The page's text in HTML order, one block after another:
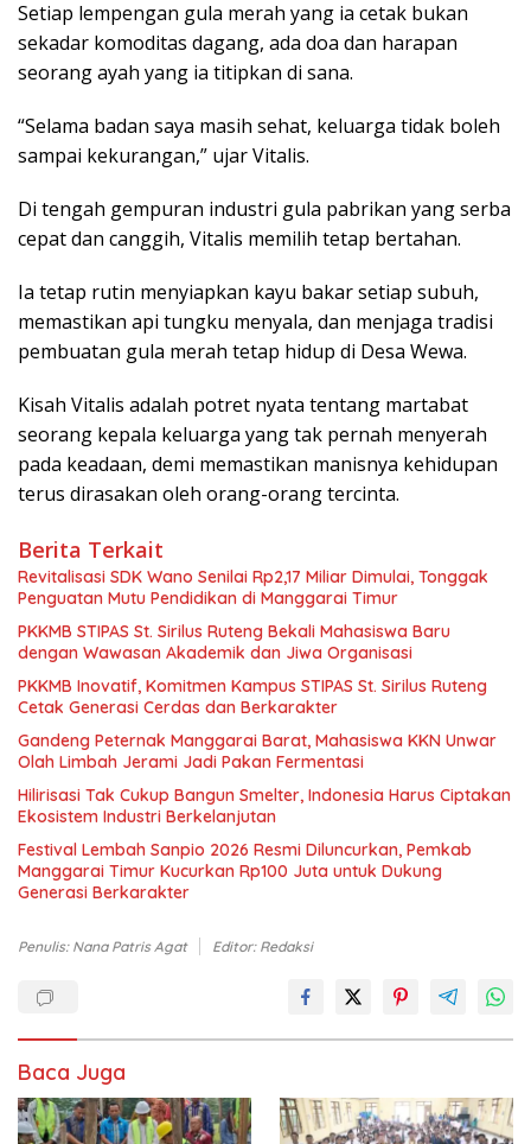
Setiap lempengan gula merah yang ia cetak bukan
sekadar komoditas dagang, ada doa dan harapan
seorang ayah yang ia titipkan di sana.
“Selama badan saya masih sehat, keluarga tidak boleh
sampai kekurangan,” ujar Vitalis.
Di tengah gempuran industri gula pabrikan yang serba
cepat dan canggih, Vitalis memilih tetap bertahan.
Ia tetap rutin menyiapkan kayu bakar setiap subuh,
memastikan api tungku menyala, dan menjaga tradisi
pembuatan gula merah tetap hidup di Desa Wewa.
Kisah Vitalis adalah potret nyata tentang martabat
seorang kepala keluarga yang tak pernah menyerah
pada keadaan, demi memastikan manisnya kehidupan
terus dirasakan oleh orang-orang tercinta.
Berita Terkait
Revitalisasi SDK Wano Senilai Rp2,17 Miliar Dimulai, Tonggak
Penguatan Mutu Pendidikan di Manggarai Timur
PKKMB STIPAS St. Sirilus Ruteng Bekali Mahasiswa Baru
dengan Wawasan Akademik dan Jiwa Organisasi
PKKMB Inovatif, Komitmen Kampus STIPAS St. Sirilus Ruteng
Cetak Generasi Cerdas dan Berkarakter
Gandeng Peternak Manggarai Barat, Mahasiswa KKN Unwar
Olah Limbah Jerami Jadi Pakan Fermentasi
Hilirisasi Tak Cukup Bangun Smelter, Indonesia Harus Ciptakan
Ekosistem Industri Berkelanjutan
Festival Lembah Sanpio 2026 Resmi Diluncurkan, Pemkab
Manggarai Timur Kucurkan Rp100 Juta untuk Dukung
Generasi Berkarakter
Penulis: Nana Patris Agat Editor: Redaksi
Baca Juga